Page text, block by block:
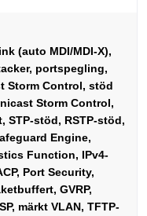
(auto MDI/MDI-X),
portspegling,
Storm Control, stöd
Storm Control,
STP-stöd, RSTP-stöd,
Engine,
Function, IPv4-
Port Security,
GVRP,
märkt VLAN, TFTP-